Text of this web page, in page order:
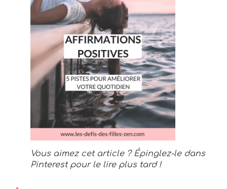
Vous aimez cet article ? Épinglez-le dans
Pinterest pour le lire plus tard !